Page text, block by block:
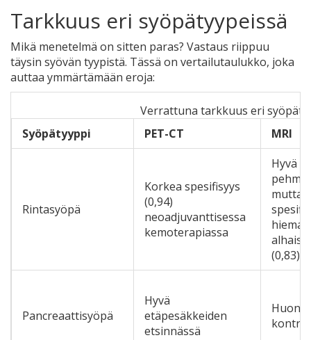
Tarkkuus eri syöpätyypeissä
Mikä menetelmä on sitten paras? Vastaus riippuu
täysin syövän tyypistä. Tässä on vertailutaulukko, joka
auttaa ymmärtämään eroja:
Verrattuna tarkkuus eri
Syöpätyyppi
PET-CT MRI
Rintasyöpä
Korkea spesifisyys
(0,94)
neoadjuvanttisessa
kemoterapiassa
Hyvä
mutta
hieman
(0,83)
Pancreaattisyöpä
Hyvä
etäpesäkkeiden
etsinnässä
Huono